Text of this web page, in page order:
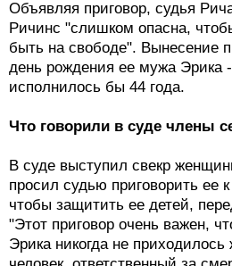
Объявляя приговор, судья
Ричинс "слишком опасна,
быть на свободе". Вынесение
день рождения ее мужа Эрика
исполнилось бы 44 года.
Что говорили в суде члены
В суде выступил свекр
просил судью приговорить ее
чтобы защитить ее детей,
"Этот приговор очень важен,
Эрика никогда не приходилось